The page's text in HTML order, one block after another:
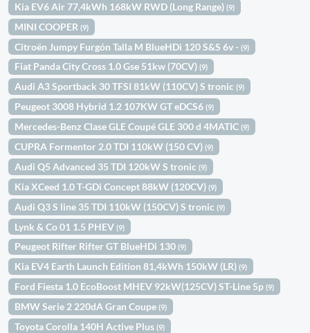
Kia EV6 Air 77,4kWh 168kW RWD (Long Range)(9)
MINI COOPER(9)
Citroën Jumpy Furgón Talla M BlueHDi 120 S&S 6v -(9)
Fiat Panda City Cross 1.0 Gse 51kw (70CV)(9)
Audi A3 Sportback 30 TFSI 81kW (110CV) S tronic(9)
Peugeot 3008 Hybrid 1.2 107KW GT eDCS6(9)
Mercedes-Benz Clase GLE Coupé GLE 300 d 4MATIC(9)
CUPRA Formentor 2.0 TDI 110kW (150 CV)(9)
Audi Q5 Advanced 35 TDI 120kW S tronic(9)
Kia XCeed 1.0 T-GDi Concept 88kW (120CV)(9)
Audi Q3 S line 35 TDI 110kW (150CV) S tronic(9)
Lynk & Co 01 1.5 PHEV(9)
Peugeot Rifter Rifter GT BlueHDi 130(9)
Kia EV4 Earth Launch Edition 81,4kWh 150kW (LR)(9)
Ford Fiesta 1.0 EcoBoost MHEV 92kW(125CV) ST-Line 5p(9)
BMW Serie 2 220dA Gran Coupe(9)
Toyota Corolla 140H Active Plus(9)